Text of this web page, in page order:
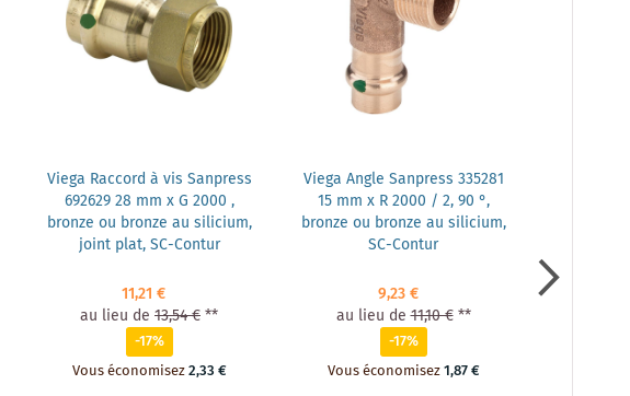
Viega Raccord à vis Sanpress
692629 28 mm x G 2000 ,
bronze ou bronze au silicium,
joint plat, SC-Contur
11,21 €
au lieu de 13,54 €**
-17%
Vous économisez2,33 €
Viega Angle Sanpress 335281
15 mm x R 2000 / 2, 90 °,
bronze ou bronze au silicium,
SC-Contur
9,23 €
au lieu de 11,10 € **
-17%
Vous économisez1,87 €